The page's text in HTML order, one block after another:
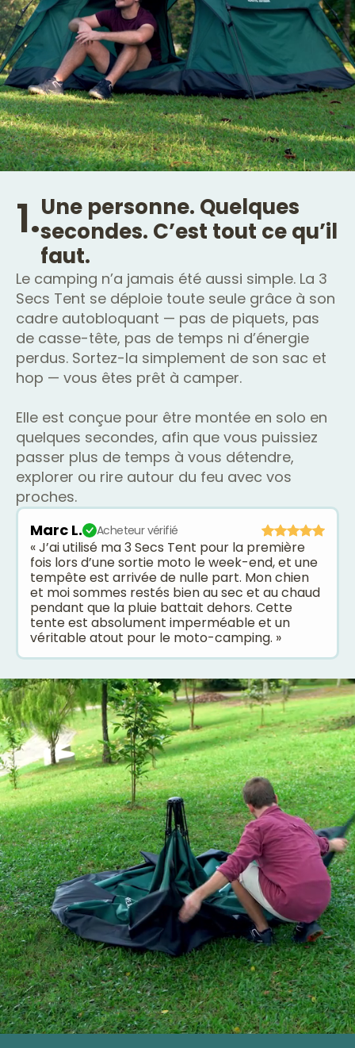
1.Une personne. Quelques
secondes. C’est tout ce qu’il
faut.
Le camping n’a jamais été aussi simple. La 3
Secs Tent se déploie toute seule grâce à son
cadre autobloquant — pas de piquets, pas
de casse-tête, pas de temps ni d’énergie
perdus. Sortez-la simplement de son sac et
hop — vous êtes prêt à camper.
Elle est conçue pour être montée en solo en
quelques secondes, afin que vous puissiez
passer plus de temps à vous détendre,
explorer ou rire autour du feu avec vos
proches.
Marc L.
Acheteur vérifié
« J’ai utilisé ma 3 Secs Tent pour la première
fois lors d’une sortie moto le week-end, et une
tempête est arrivée de nulle part. Mon chien
et moi sommes restés bien au sec et au chaud
pendant que la pluie battait dehors. Cette
tente est absolument imperméable et un
véritable atout pour le moto-camping. »